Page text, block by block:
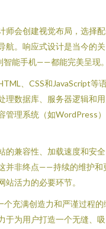
师会创建视觉布局，选择
航。响应式设计是当今的关
智能手机——都能完美呈现
、CSS和JavaScript等
理数据库、服务器逻辑和
管理系统（如WordPress
的兼容性、加载速度和安全
并非终点——持续的维护和
活力的必要环节。
个充满创造力和严谨过程的
于为用户打造一个无缝、